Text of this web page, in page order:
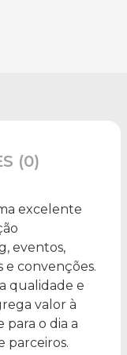
(0)
excelente
eventos,
e convenções.
qualidade e
valor à
para o dia a
parceiros.